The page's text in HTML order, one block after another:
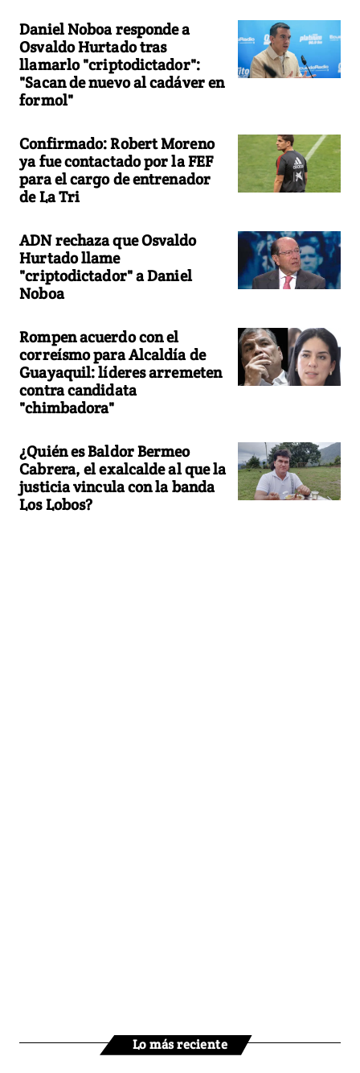
Daniel Noboa responde a
Osvaldo Hurtado tras
llamarlo "criptodictador":
"Sacan de nuevo al cadáver en
formol"
Confirmado: Robert Moreno
ya fue contactado por la FEF
para el cargo de entrenador
de La Tri
ADN rechaza que Osvaldo
Hurtado llame
"criptodictador" a Daniel
Noboa
Rompen acuerdo con el
correísmo para Alcaldía de
Guayaquil: líderes arremeten
contra candidata
"chimbadora"
¿Quién es Baldor Bermeo
Cabrera, el exalcalde al que la
justicia vincula con la banda
Los Lobos?
Lo más reciente